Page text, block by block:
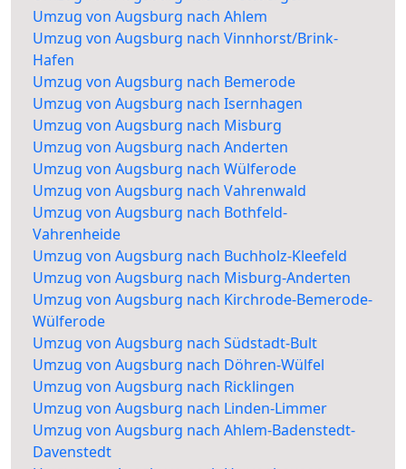
Umzug von Augsburg nach Ahlem
Umzug von Augsburg nach Vinnhorst/Brink-
Hafen
Umzug von Augsburg nach Bemerode
Umzug von Augsburg nach Isernhagen
Umzug von Augsburg nach Misburg
Umzug von Augsburg nach Anderten
Umzug von Augsburg nach Wülferode
Umzug von Augsburg nach Vahrenwald
Umzug von Augsburg nach Bothfeld-
Vahrenheide
Umzug von Augsburg nach Buchholz-Kleefeld
Umzug von Augsburg nach Misburg-Anderten
Umzug von Augsburg nach Kirchrode-Bemerode-
Wülferode
Umzug von Augsburg nach Südstadt-Bult
Umzug von Augsburg nach Döhren-Wülfel
Umzug von Augsburg nach Ricklingen
Umzug von Augsburg nach Linden-Limmer
Umzug von Augsburg nach Ahlem-Badenstedt-
Davenstedt